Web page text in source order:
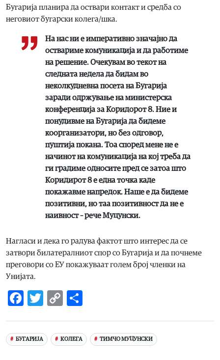
Бугарија планира да оствари контакт и средба со
неговиот бугарски колега/шка.
На нас ни е императивно значајно да
оствариме комуникација и да работиме
на решение. Очекувам во текот на
следната недела да бидам во
неколкудневна посета на Бугарија
заради одржување на министерска
конференција за Коридорот 8. Ние и
понудивме на Бугарија да бидеме
коорганизатори, но без одговор,
пуштија покана. Тоа според мене не е
начинот на комуникација на кој треба да
ги градиме односите пред се затоа што
Коридирот 8 е една точка каде
покажавме напредок. Наше е да бидеме
позитивни, но таа позитивност да не е
наивност – рече Муцунски.
Нагласи и дека го радува фактот што интерес да се
затвори билатералниот спор со Бугарија и да почнеме
преговори со ЕУ покажуваат голем број членки на
Унијата.
Facebook
Twitter
Copy
БУГАРИЈА КОЛЕГА ТИМЧО МУЦУНСКИ